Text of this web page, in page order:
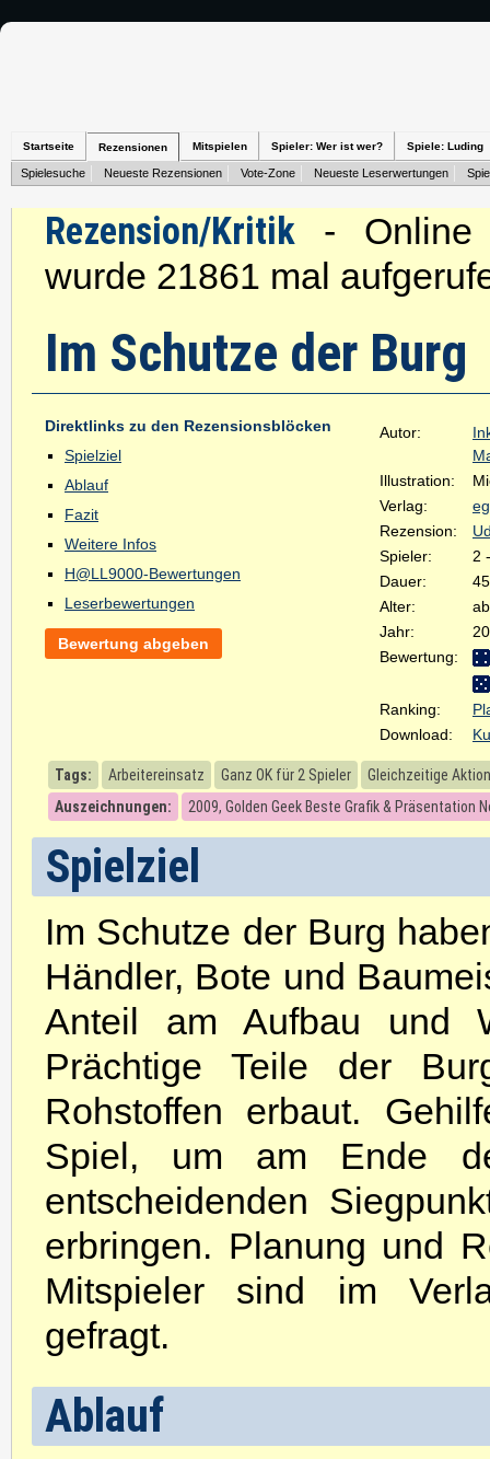
Startseite Rezensionen Mitspielen Spieler: Wer ist wer? Spiele: Luding
Spielesuche Neueste Rezensionen Vote-Zone Neueste Leserwertungen
Rezension/Kritik - Online
wurde 21861 mal
Im Schutze der Burg
Direktlinks zu den Rezensionsblöcken
Spielziel
Ablauf
Fazit
Weitere Infos
H@LL9000-Bewertungen
Leserbewertungen
Bewertung abgeben
Autor:
Illustration:
Verlag:
Rezension:
Spieler:
2
Dauer:
Alter:
Jahr:
Bewertung:
Ranking:
Download:
Tags: Arbeitereinsatz Ganz OK für 2 Spieler
Gleichzeitige
Auszeichnungen:
2009, Golden Geek Beste Grafik & Präsentation
Spielziel
Im Schutze der Burg
Händler, Bote und
Anteil am Aufbau und
Prächtige Teile der
Rohstoffen erbaut.
Spiel, um am Ende
entscheidenden
erbringen. Planung und
Mitspieler sind im
gefragt.
Ablauf